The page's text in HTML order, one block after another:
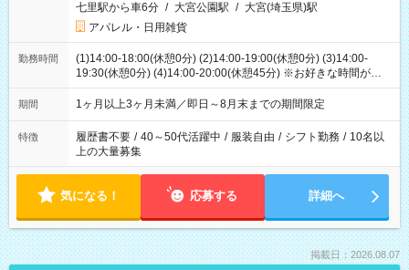
七里駅から車6分 / 大宮公園駅 / 大宮(埼玉県)駅
アパレル・日用雑貨
勤務時間
(1)14:00-18:00(休憩0分) (2)14:00-19:00(休憩0分) (3)14:00-
19:30(休憩0分) (4)14:00-20:00(休憩45分) ※お好きな時間が選べ
ます
期間 1ヶ月以上3ヶ月未満／即日～8月末までの期間限定
特徴 履歴書不要 / 40～50代活躍中 / 服装自由 / シフト勤務 / 10名以
上の大量募集
気になる！ 応募する 詳細へ
掲載日：2026.08.07